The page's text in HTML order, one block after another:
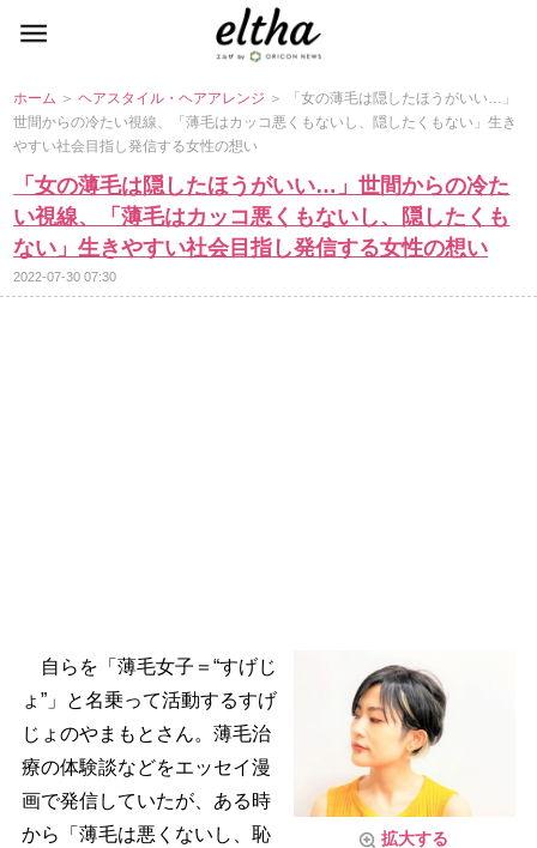
ホーム ＞ヘアスタイル・ヘアアレンジ ＞ 「女の薄毛は隠したほうがいい…」
世間からの冷たい視線、「薄毛はカッコ悪くもないし、隠したくもない」生き
すい社会目指し発信する女性の想い
「女の薄毛は隠したほうがいい…」世間からの冷た
い視線、「薄毛はカッコ悪くもないし、隠したくも
ない」生きやすい社会目指し発信する女性の想い
2022-07-30 07:30
拡大する
自らを「薄毛女子＝“すげじ
ょ”」と名乗って活動するすげ
じょのやまもとさん。薄毛治
療の体験談などをエッセイ漫
画で発信していたが、ある時
から「薄毛は悪くないし、恥